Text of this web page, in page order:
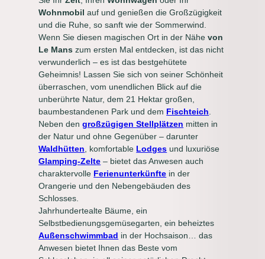
Wohnmobil auf und genießen die Großzügigkeit
und die Ruhe, so sanft wie der Sommerwind.
Wenn Sie diesen magischen Ort in der Nähevon
Le Mans zum ersten Mal entdecken, ist das nicht
verwunderlich – es ist das bestgehütete
Geheimnis! Lassen Sie sich von seiner Schönheit
überraschen, vom unendlichen Blick auf die
unberührte Natur, dem 21 Hektar großen,
baumbestandenen Park und dem Fischteich
Neben dengroßzügigen Stellplätzen mitten in
der Natur und ohne Gegenüber – darunter
Waldhütten , komfortable Lodges und luxuriöse
Glamping-Zelte – bietet das Anwesen auch
charaktervolle Ferienunterkünfte in der
Orangerie und den Nebengebäuden des
Schlosses.
Jahrhundertealte Bäume, ein
Selbstbedienungsgemüsegarten, ein beheiztes
Außenschwimmbad in der Hochsaison… das
Anwesen bietet Ihnen das Beste vom